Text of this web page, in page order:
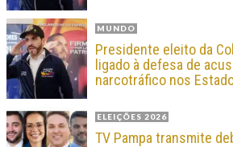
MUNDO
Presidente eleito da
ligado à defesa de
narcotráfico nos
ELEIÇÕES 2026
TV Pampa transmite